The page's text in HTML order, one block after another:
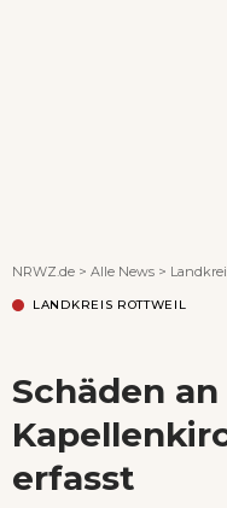
NRWZ.de > Alle News >
LANDKREIS ROTTWEIL
Schäden
erfasst